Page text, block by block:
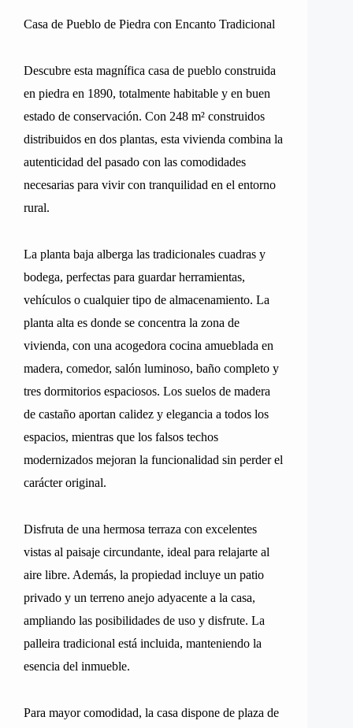
Casa de Pueblo de Piedra con Encanto Tradicional
Descubre esta magnífica casa de pueblo construida
en piedra en 1890, totalmente habitable y en buen
estado de conservación. Con 248 m² construidos
distribuidos en dos plantas, esta vivienda combina la
autenticidad del pasado con las comodidades
necesarias para vivir con tranquilidad en el entorno
rural.
La planta baja alberga las tradicionales cuadras y
bodega, perfectas para guardar herramientas,
vehículos o cualquier tipo de almacenamiento. La
planta alta es donde se concentra la zona de
vivienda, con una acogedora cocina amueblada en
madera, comedor, salón luminoso, baño completo y
tres dormitorios espaciosos. Los suelos de madera
de castaño aportan calidez y elegancia a todos los
espacios, mientras que los falsos techos
modernizados mejoran la funcionalidad sin perder el
carácter original.
Disfruta de una hermosa terraza con excelentes
vistas al paisaje circundante, ideal para relajarte al
aire libre. Además, la propiedad incluye un patio
privado y un terreno anejo adyacente a la casa,
ampliando las posibilidades de uso y disfrute. La
palleira tradicional está incluida, manteniendo la
esencia del inmueble.
Para mayor comodidad, la casa dispone de plaza de